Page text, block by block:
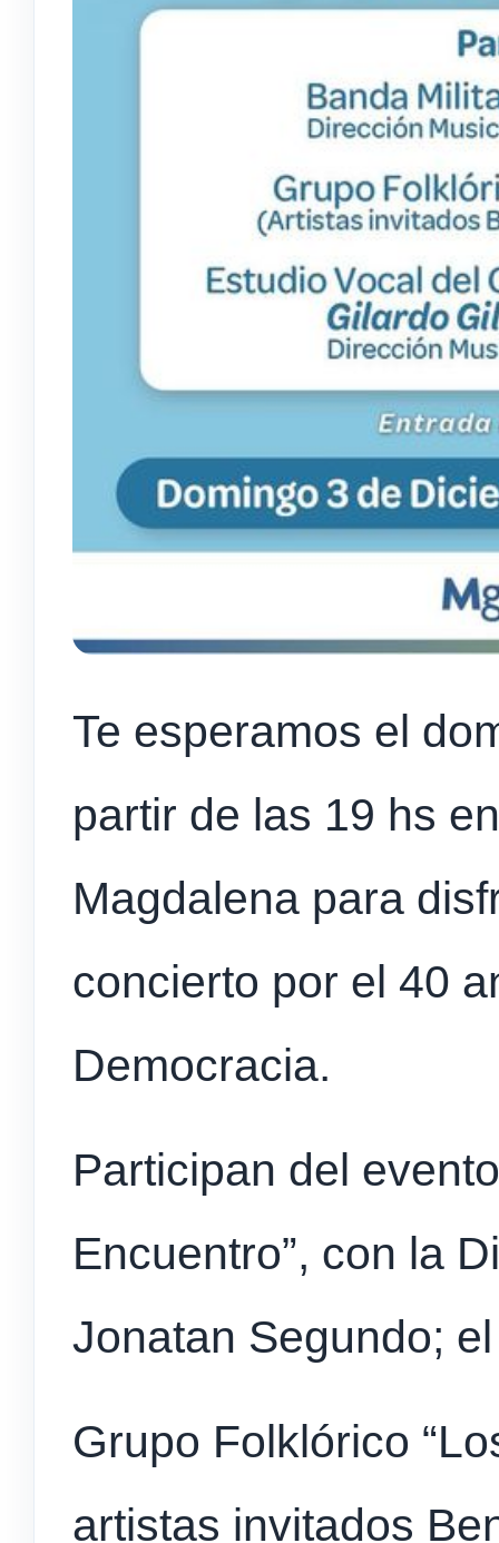
Te esperamos el
partir de las 19 hs
Magdalena para
concierto por el 40
Democracia.
Participan del
Encuentro”, con la
Jonatan Segundo; el
Grupo Folklórico
artistas invitados